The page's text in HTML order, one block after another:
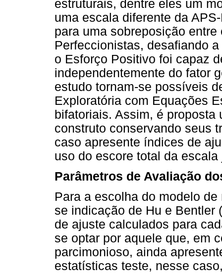
estruturais, dentre eles um
uma escala diferente da
para uma sobreposição
Perfeccionistas, desafiando
o Esforço Positivo foi capaz
independentemente do fator
estudo tornam-se possíveis
Exploratória com Equações
bifatoriais. Assim, é proposta
construto conservando seus
caso apresente índices de
uso do escore total da
Parâmetros de Avaliação
Para a escolha do modelo
se indicação de Hu e Bentler
de ajuste calculados para
se optar por aquele que, em
parcimonioso, ainda
estatísticas teste, nesse